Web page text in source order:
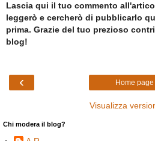
Lascia qui il tuo commento
leggerò e cercherò di pubblicarlo
prima. Grazie del tuo prezioso
blog!
‹ Home page
Visualizza
Chi modera il blog?